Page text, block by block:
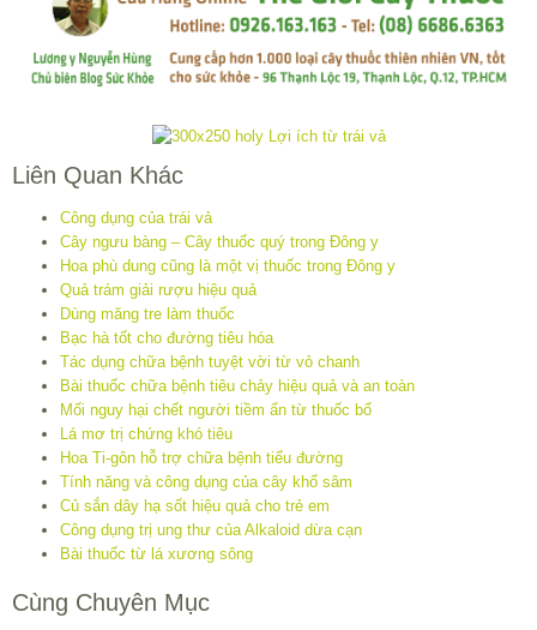
Liên Quan Khác
Công dụng của trái vả
Cây ngưu bàng – Cây thuốc quý trong Đông y
Hoa phù dung cũng là một vị thuốc trong Đông y
Quả trám giải rượu hiệu quả
Dùng măng tre làm thuốc
Bạc hà tốt cho đường tiêu hóa
Tác dụng chữa bệnh tuyệt vời từ vỏ chanh
Bài thuốc chữa bệnh tiêu chảy hiệu quả và an toàn
Mối nguy hại chết người tiềm ẩn từ thuốc bổ
Lá mơ trị chứng khó tiêu
Hoa Ti-gôn hỗ trợ chữa bệnh tiểu đường
Tính năng và công dụng của cây khổ sâm
Củ sắn dây hạ sốt hiệu quả cho trẻ em
Công dụng trị ung thư của Alkaloid dừa cạn
Bài thuốc từ lá xương sông
Cùng Chuyên Mục